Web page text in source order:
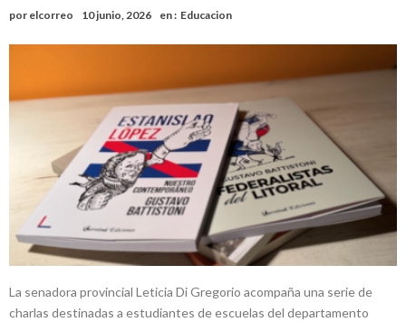
por elcorreo 10 junio, 2026 en : Educacion
La senadora provincial Leticia Di Gregorio acompaña una serie de
charlas destinadas a estudiantes de escuelas del departamento